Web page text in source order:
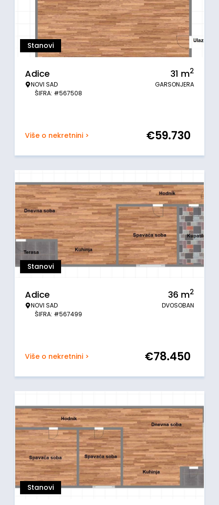
Stanovi
Adice
NOVI SAD
ŠIFRA: #567508
31 m2
GARSONJERA
Više o nekretnini > €59.730
Stanovi
Adice
NOVI SAD
ŠIFRA: #567499
36 m2
DVOSOBAN
Više o nekretnini > €78.450
Stanovi